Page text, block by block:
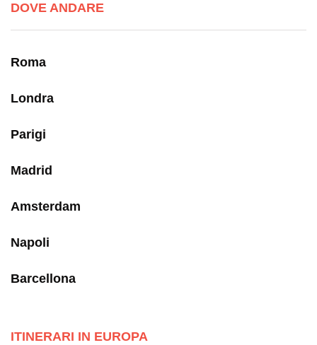
DOVE ANDARE
Roma
Londra
Parigi
Madrid
Amsterdam
Napoli
Barcellona
ITINERARI IN EUROPA